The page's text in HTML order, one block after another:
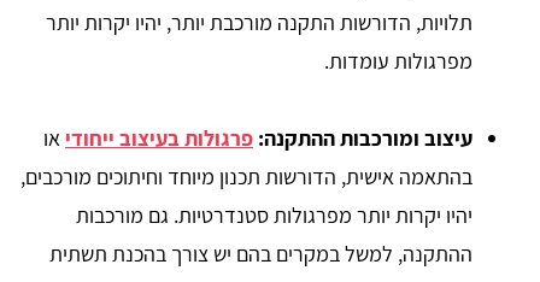
תלויות, הדורשות התקנה מורכבת יותר, יהיו יקרות יותר
מפרגולות עומדות.
עיצוב ומורכבות ההתקנה: פרגולות בעיצוב ייחודי או
בהתאמה אישית, הדורשות תכנון מיוחד וחיתוכים מורכבים,
יהיו יקרות יותר מפרגולות סטנדרטיות. גם מורכבות
ההתקנה, למשל במקרים בהם יש צורך בהכנת תשתית